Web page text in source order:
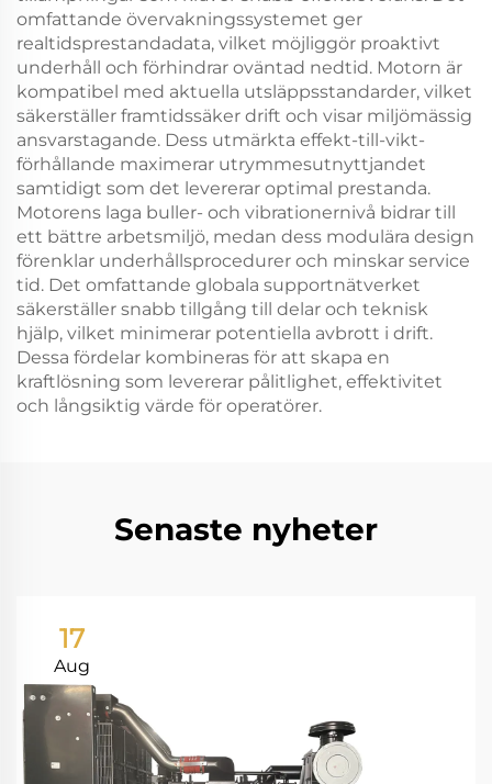
omfattande övervakningssystemet ger
realtidsprestandadata, vilket möjliggör proaktivt
underhåll och förhindrar oväntad nedtid. Motorn är
kompatibel med aktuella utsläppsstandarder, vilket
säkerställer framtidssäker drift och visar miljömässig
ansvarstagande. Dess utmärkta effekt-till-vikt-
förhållande maximerar utrymmesutnyttjandet
samtidigt som det levererar optimal prestanda.
Motorens laga buller- och vibrationernivå bidrar till
ett bättre arbetsmiljö, medan dess modulära design
förenklar underhållsprocedurer och minskar service
tid. Det omfattande globala supportnätverket
säkerställer snabb tillgång till delar och teknisk
hjälp, vilket minimerar potentiella avbrott i drift.
Dessa fördelar kombineras för att skapa en
kraftlösning som levererar pålitlighet, effektivitet
och långsiktig värde för operatörer.
Senaste nyheter
17
Aug